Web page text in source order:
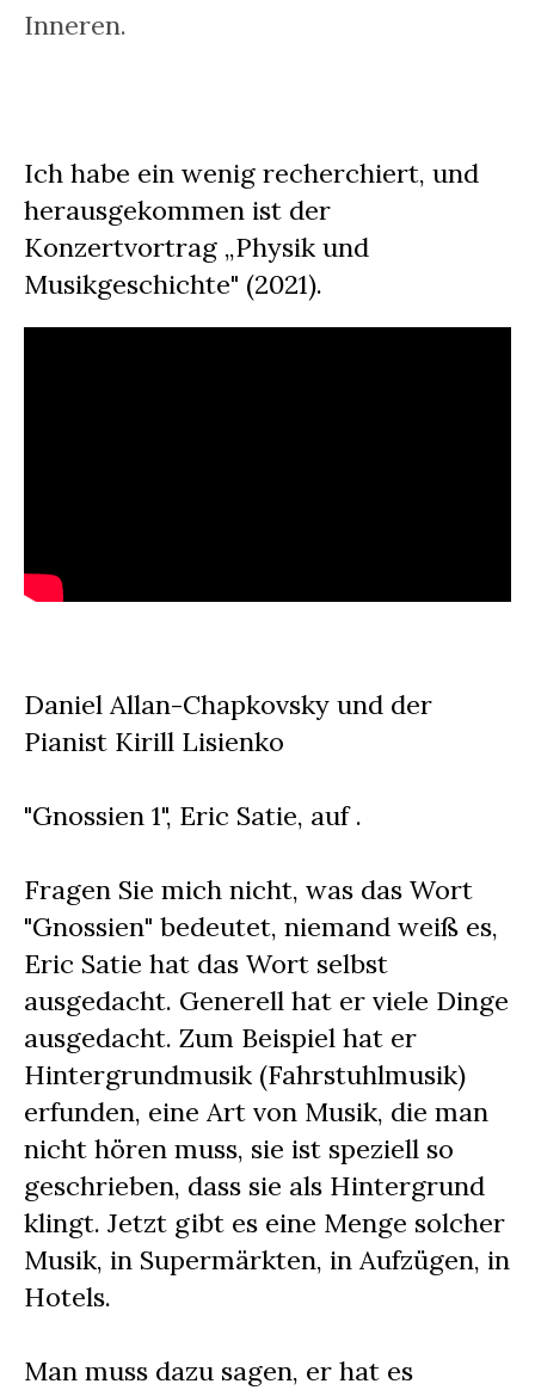
Inneren.
Ich habe ein wenig recherchiert, und
herausgekommen ist der
Konzertvortrag „Physik und
Musikgeschichte" (2021).
Daniel Allan-Chapkovsky und der
Pianist Kirill Lisienko
"Gnossien 1", Eric Satie, auf .
Fragen Sie mich nicht, was das Wort
"Gnossien" bedeutet, niemand weiß es,
Eric Satie hat das Wort selbst
ausgedacht. Generell hat er viele Dinge
ausgedacht. Zum Beispiel hat er
Hintergrundmusik (Fahrstuhlmusik)
erfunden, eine Art von Musik, die man
nicht hören muss, sie ist speziell so
geschrieben, dass sie als Hintergrund
klingt. Jetzt gibt es eine Menge solcher
Musik, in Supermärkten, in Aufzügen, in
Hotels.
Man muss dazu sagen, er hat es